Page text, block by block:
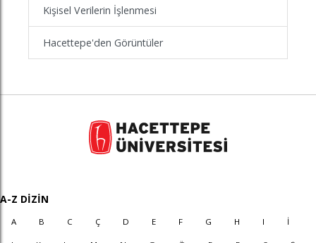
Kişisel Verilerin İşlenmesi
Hacettepe'den Görüntüler
A-Z DİZİN
A B C Ç D E F G H I İ